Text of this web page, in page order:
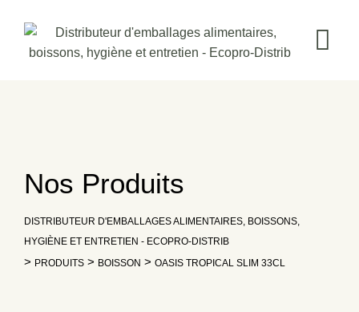
content
Nos Produits
DISTRIBUTEUR D'EMBALLAGES ALIMENTAIRES, BOISSONS,
HYGIÈNE ET ENTRETIEN - ECOPRO-DISTRIB
> PRODUITS > BOISSON > OASIS TROPICAL SLIM 33CL